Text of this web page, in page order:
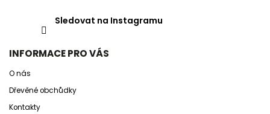
Sledovat na Instagramu
INFORMACE PRO VÁS
O nás
Dřevěné obchůdky
Kontakty